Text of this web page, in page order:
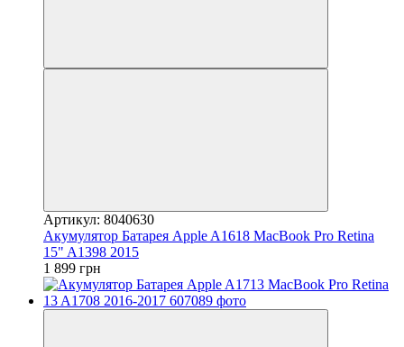
Артикул: 8040630
Акумулятор Батарея Apple A1618 MacBook Pro Retina
15" A1398 2015
1 899 грн